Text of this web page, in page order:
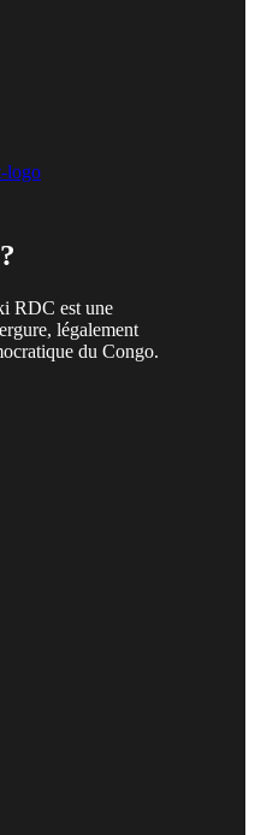
RDC est une
légalement
du Congo.